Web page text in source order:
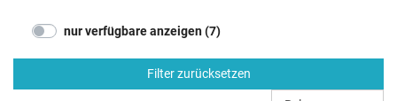
nur verfügbare anzeigen (7)
Filter zurücksetzen